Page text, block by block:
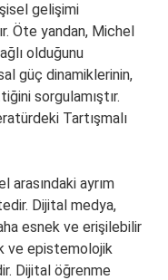
gelişimi
Öte yandan, Michel
olduğunu
güç dinamiklerinin,
sorgulamıştır.
Tartışmalı
ayrım
Dijital medya,
esnek ve erişilebilir
ve epistemolojik
Dijital öğrenme